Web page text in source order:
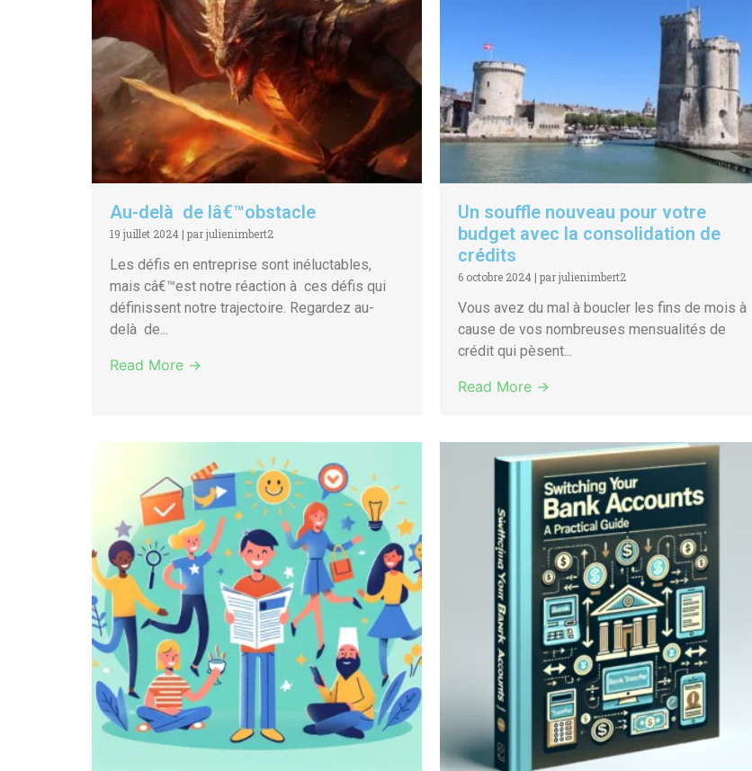
Au-delà de lâ€™obstacle
19 juillet 2024 | par julienimbert2
Les défis en entreprise sont inéluctables,
mais câ€™est notre réaction à ces défis qui
définissent notre trajectoire. Regardez au-
delà de...
Read More →
Un souffle nouveau pour votre
budget avec la consolidation de
crédits
6 octobre 2024 | par julienimbert2
Vous avez du mal à boucler les fins de mois à
cause de vos nombreuses mensualités de
crédit qui pèsent...
Read More →